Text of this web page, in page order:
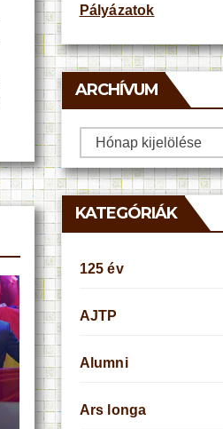
Pályázatok
ARCHÍVUM
Archívum
KATEGÓRIÁK
125 év
AJTP
Alumni
Ars longa